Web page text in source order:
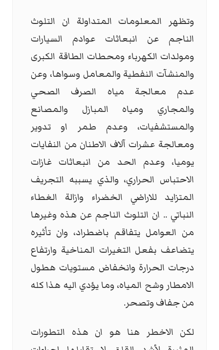
وتظهر المعلومات المتداولة ان التلوث
الناجم عن انبعاثات عوادم السيارات
ومولدات الكهرباء ومحطات الطاقة الكبرى
والمنشآت النفطية والمعامل وسواها، وعن
عدم معالجة مياه الصرف الصحي
والمجاري ومياه المبازل والمصانع
والمستشفيات، وعدم طمر او تدوير
ومعالجة عشرات آلاف الاطنان من النفايات
يوميا، وعدم الحد من انبعاثات غازات
الاحتباس الحراري، والذي يسببه التجريف
المتزايد للاراضي الخضراء وازالة الغطاء
النباتي .. ان التلوث الناجم عن هذه وغيرها
من العوامل يتفاقم باضطراد، وان تأثيره
يتضاعف بفعل التغيرات المناخية وارتفاع
درجات الحرارة وانخفاض مستويات هطول
الامطار وشح المياه، وما يؤدي اليه هذا كله
من جفاف وتصحر.
لكن الاخطر هنا هو ان هذه التطورات